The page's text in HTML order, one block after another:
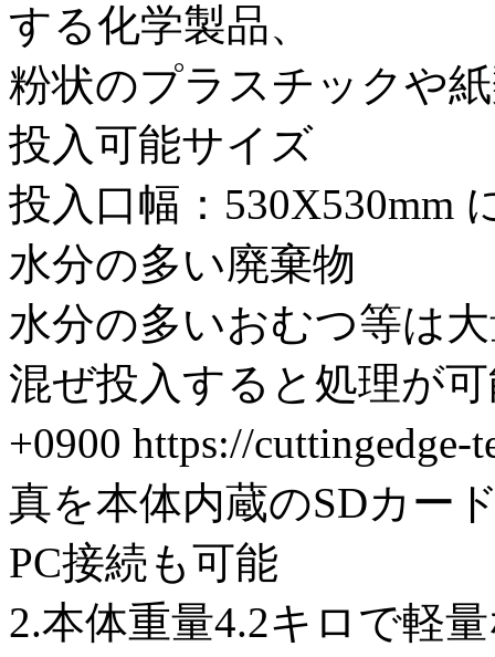
する化学製品、
粉状のプラスチックや
投入可能サイズ
投入口幅：530X530mm
水分の多い廃棄物
水分の多いおむつ等は
混ぜ投入すると処理が
+0900 https://
真を本体内蔵のSDカー
PC接続も可能
2.本体重量4.2キロで軽